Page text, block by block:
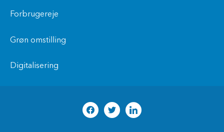
Forbrugereje
Grøn omstilling
Digitalisering